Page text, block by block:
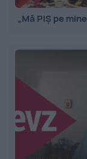
„Mă PIȘ pe